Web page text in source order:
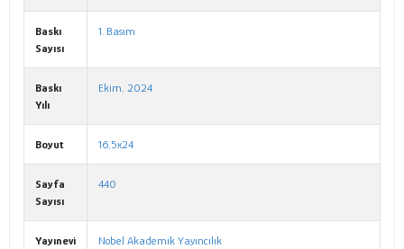
Baskı
Sayısı
1. Basım
Baskı
Yılı
Ekim, 2024
Boyut 16,5x24
Sayfa
Sayısı
440
Yayınevi Nobel Akademik Yayıncılık